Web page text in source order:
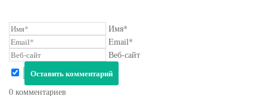
Имя*
Email*
Веб-сайт
0 комментариев